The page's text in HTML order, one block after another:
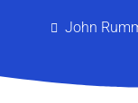
John